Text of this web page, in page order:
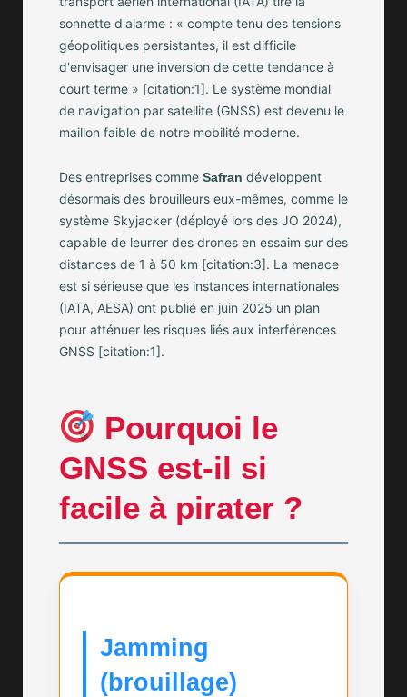
sonnette d'alarme : « compte tenu des tensions
géopolitiques persistantes, il est difficile
d'envisager une inversion de cette tendance à
court terme » [citation:1]. Le système mondial
de navigation par satellite (GNSS) est devenu le
maillon faible de notre mobilité moderne.
Des entreprises comme Safran développent
désormais des brouilleurs eux-mêmes, comme le
système Skyjacker (déployé lors des JO 2024),
capable de leurrer des drones en essaim sur des
distances de 1 à 50 km [citation:3]. La menace
est si sérieuse que les instances internationales
(IATA, AESA) ont publié en juin 2025 un plan
pour atténuer les risques liés aux interférences
GNSS [citation:1].
Pourquoi le
GNSS est-il si
facile à pirater ?
Jamming
(brouillage)